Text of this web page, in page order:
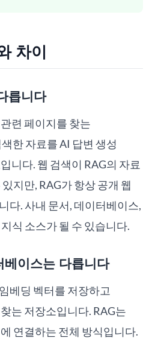
차이
릅니다
련 페이지를 찾는
한 자료를 AI 답변 생성
니다. 웹 검색이 RAG의 자료
지만, RAG가 항상 공개 웹
다. 사내 문서, 데이터베이스,
식 소스가 될 수 있습니다.
베이스는 다릅니다
베딩 벡터를 저장하고
는 저장소입니다. RAG는
연결하는 전체 방식입니다.